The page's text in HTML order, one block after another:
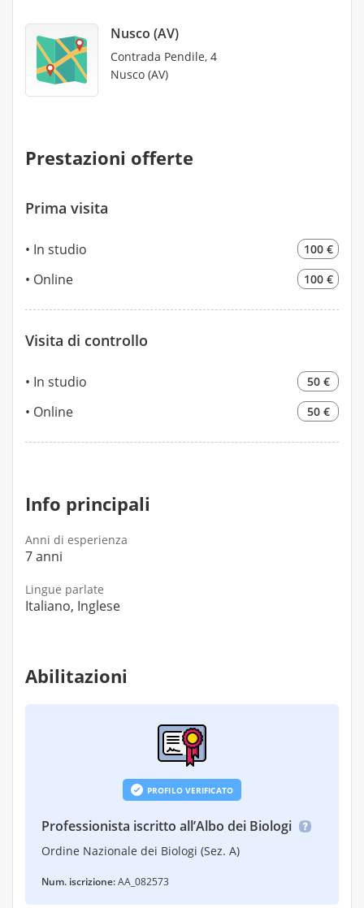
Nusco (AV)
Contrada Pendile, 4
Nusco (AV)
Prestazioni offerte
Prima visita
In studio 100 €
Online 100 €
Visita di controllo
In studio 50 €
Online 50 €
Info principali
Anni di esperienza
7 anni
Lingue parlate
Italiano, Inglese
Abilitazioni
PROFILO VERIFICATO
Professionista iscritto all’Albo dei Biologi
Ordine Nazionale dei Biologi (Sez. A)
Num. iscrizione:AA_082573